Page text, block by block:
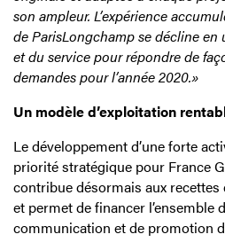
son ampleur. L’expérience
de ParisLongchamp se décline
et du service pour répondre de
demandes pour l’année 2020.»
Un modèle d’exploitation
Le développement d’une forte
priorité stratégique pour France
contribue désormais aux
et permet de financer l’ensemble
communication et de promotion